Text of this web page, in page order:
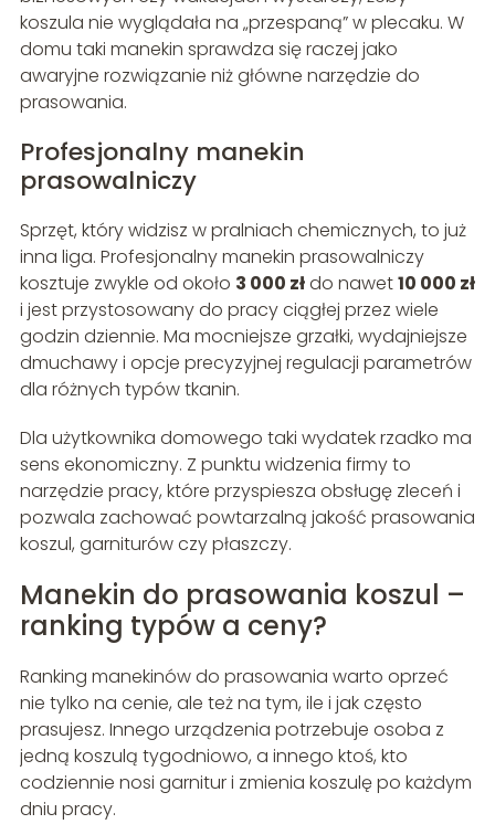
koszula nie wyglądała na „przespaną” w plecaku. W
domu taki manekin sprawdza się raczej jako
awaryjne rozwiązanie niż główne narzędzie do
prasowania.
Profesjonalny manekin
prasowalniczy
Sprzęt, który widzisz w pralniach chemicznych, to już
inna liga. Profesjonalny manekin prasowalniczy
kosztuje zwykle od około 3 000 złdo nawet10 000 zł
i jest przystosowany do pracy ciągłej przez wiele
godzin dziennie. Ma mocniejsze grzałki, wydajniejsze
dmuchawy i opcje precyzyjnej regulacji parametrów
dla różnych typów tkanin.
Dla użytkownika domowego taki wydatek rzadko ma
sens ekonomiczny. Z punktu widzenia firmy to
narzędzie pracy, które przyspiesza obsługę zleceń i
pozwala zachować powtarzalną jakość prasowania
koszul, garniturów czy płaszczy.
Manekin do prasowania koszul –
ranking typów a ceny?
Ranking manekinów do prasowania warto oprzeć
nie tylko na cenie, ale też na tym, ile i jak często
prasujesz. Innego urządzenia potrzebuje osoba z
jedną koszulą tygodniowo, a innego ktoś, kto
codziennie nosi garnitur i zmienia koszulę po każdym
dniu pracy.